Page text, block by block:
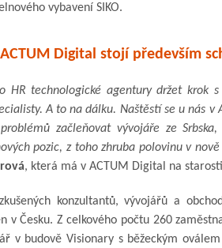
vybavení SIKO.
Digital stojí především
HR technologické agentury držet krok
A to na dálku. Naštěstí se u nás
začleňovat vývojáře ze
pozic, z toho zhruba polovinu v nově
, která má v ACTUM Digital na
konzultantů, vývojářů a
v Česku. Z celkového počtu 260
v budově Visionary s běžeckým